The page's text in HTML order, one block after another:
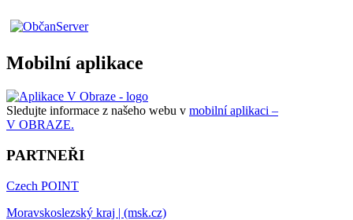
Mobilní aplikace
Sledujte informace z našeho webu v mobilní aplikaci –
V OBRAZE.
PARTNEŘI
Czech POINT
Moravskoslezský kraj | (msk.cz)